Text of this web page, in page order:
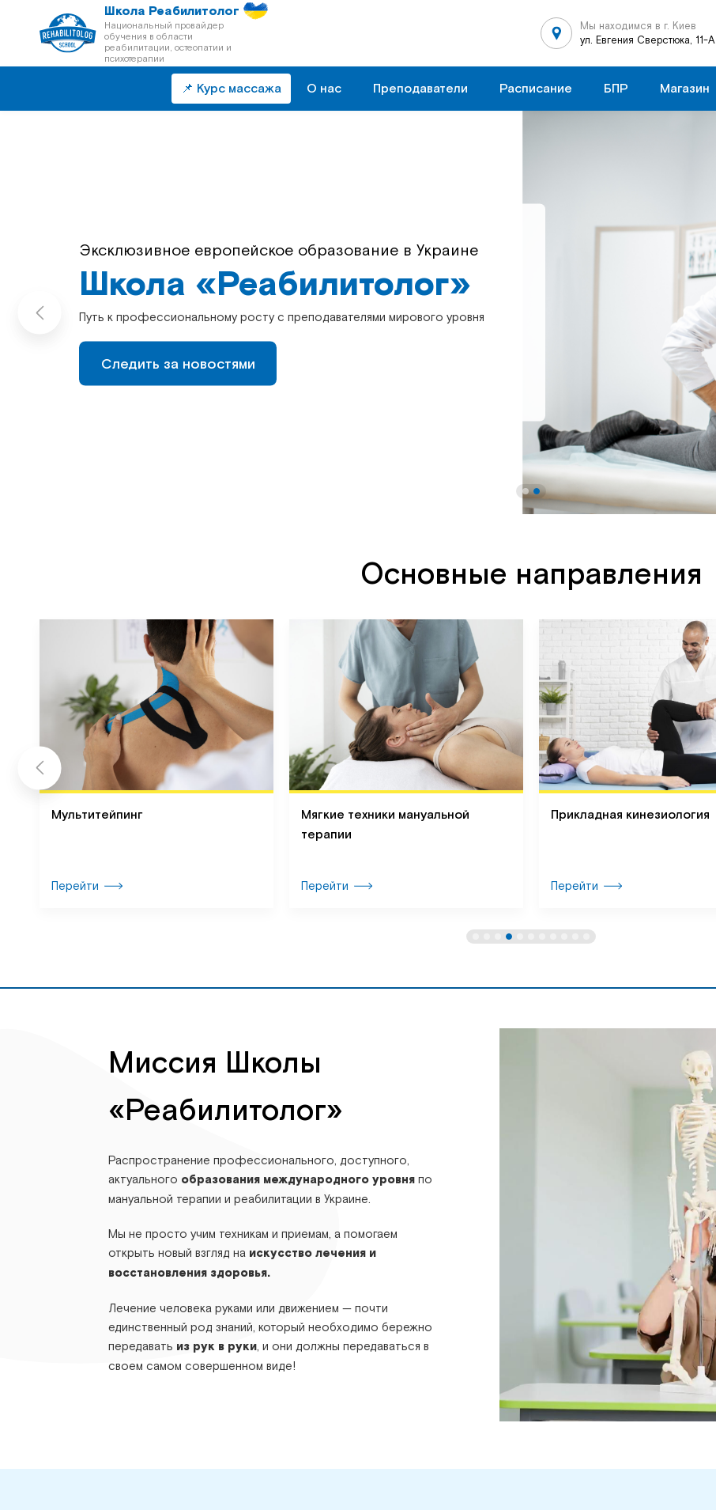
Школа Реабилитолог
Национальный провайдер
обучения в области
реабилитации, остеопатии и
психотерапии
Мы находимся в г. Киев
ул. Евгения Сверстюка, 11-А
📌 Курс массажа О нас Преподаватели Расписание БПР Магазин
Непрерывное последипломное образование в Украине
Школа «Реабилитолог»
Путь к профессиональному росту с преподавателями мирового уровня
Следить за новостями
Эксклюзивное европейское образование в Украине
Школа «Реабилитолог»
Путь к профессиональному росту с преподавателями мирового уровня
Следить за новостями
Основные направления
Мультитейпинг
Перейти
Мягкие техники мануальной
терапии
Перейти
Прикладная кинезиология
Перейти
Миссия Школы
«Реабилитолог»
Распространение профессионального, доступного,
актуального образования международного уровня по
мануальной терапии и реабилитации в Украине.
Мы не просто учим техникам и приемам, а помогаем
открыть новый взгляд на искусство лечения и
восстановления здоровья.
Лечение человека руками или движением — почти
единственный род знаний, который необходимо бережно
передавать из рук в руки, и они должны передаваться в
своем самом совершенном виде!